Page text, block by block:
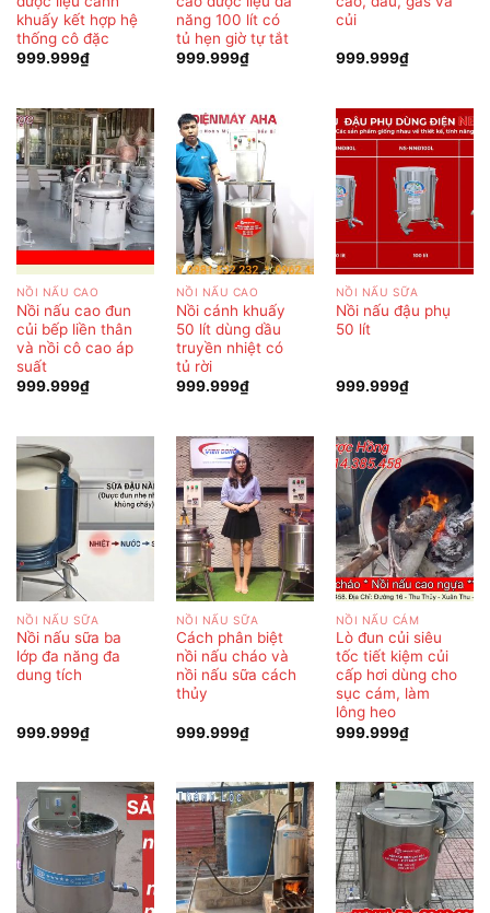
khuấy kết hợp hệ
thống cô đặc
999.999₫
năng 100 lít có
tủ hẹn giờ tự tắt
999.999₫
củi
999.999₫
NỒI NẤU CAO
Nồi nấu cao đun
củi bếp liền thân
và nồi cô cao áp
suất
999.999₫
NỒI NẤU CAO
Nồi cánh khuấy
50 lít dùng dầu
truyền nhiệt có
tủ rời
999.999₫
NỒI NẤU SỮA
Nồi nấu đậu phụ
50 lít
999.999₫
NỒI NẤU SỮA
Nồi nấu sữa ba
lớp đa năng đa
dung tích
999.999₫
NỒI NẤU SỮA
Cách phân biệt
nồi nấu cháo và
nồi nấu sữa cách
thủy
999.999₫
NỒI NẤU CÁM
Lò đun củi siêu
tốc tiết kiệm củi
cấp hơi dùng cho
sục cám, làm
lông heo
999.999₫